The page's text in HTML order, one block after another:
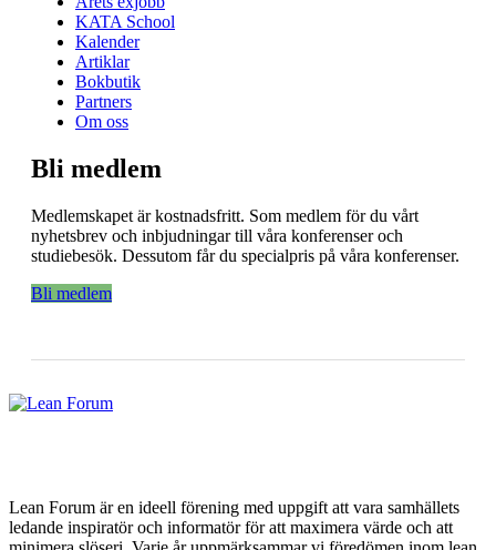
KATA School
Kalender
Artiklar
Bokbutik
Partners
Om oss
Bli medlem
Medlemskapet är kostnadsfritt. Som medlem för du vårt
nyhetsbrev och inbjudningar till våra konferenser och
studiebesök. Dessutom får du specialpris på våra konferenser.
Bli medlem
Lean Forum är en ideell förening med uppgift att vara samhällets
ledande inspiratör och informatör för att maximera värde och att